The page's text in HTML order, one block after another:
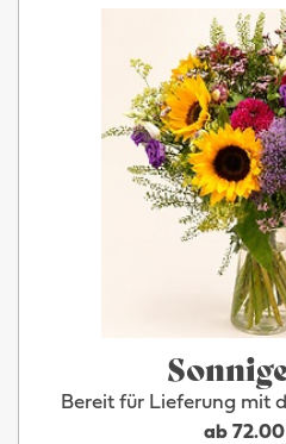
Bereit für Lieferung mit
ab 72.00